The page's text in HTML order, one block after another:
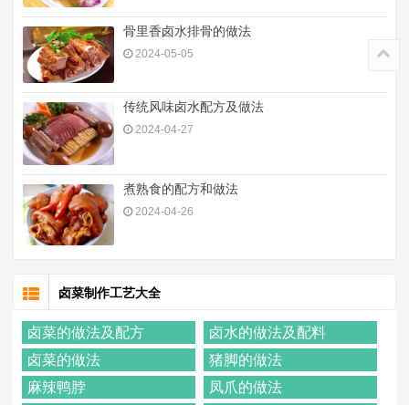
骨里香卤水排骨的做法
2024-05-05
传统风味卤水配方及做法
2024-04-27
煮熟食的配方和做法
2024-04-26
卤菜制作工艺大全
卤菜的做法及配方
卤水的做法及配料
卤菜的做法
猪脚的做法
麻辣鸭脖
凤爪的做法